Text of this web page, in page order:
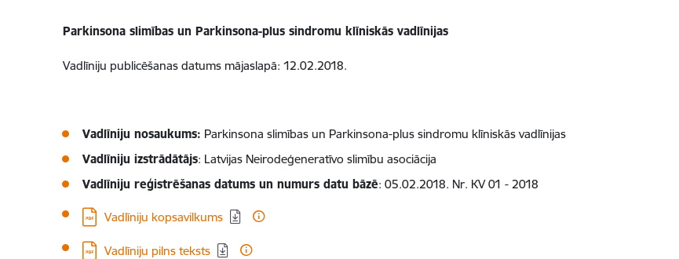
Parkinsona slimības un Parkinsona-plus sindromu klīniskās vadlīnijas
Vadlīniju publicēšanas datums mājaslapā: 12.02.2018.
Vadlīniju nosaukums: Parkinsona slimības un Parkinsona-plus sindromu klīniskās vadlīnijas
Vadlīniju izstrādātājs: Latvijas Neirodeģeneratīvo slimību asociācija
Vadlīniju reģistrēšanas datums un numurs datu bāzē: 05.02.2018. Nr. KV 01 - 2018
Lejupielādēt:
Vadlīniju kopsavilkums
Lejupielādēt:
Vadlīniju pilns teksts